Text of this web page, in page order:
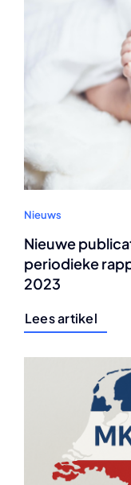
Nieuws
Nieuwe
periodieke
2023
Lees artikel